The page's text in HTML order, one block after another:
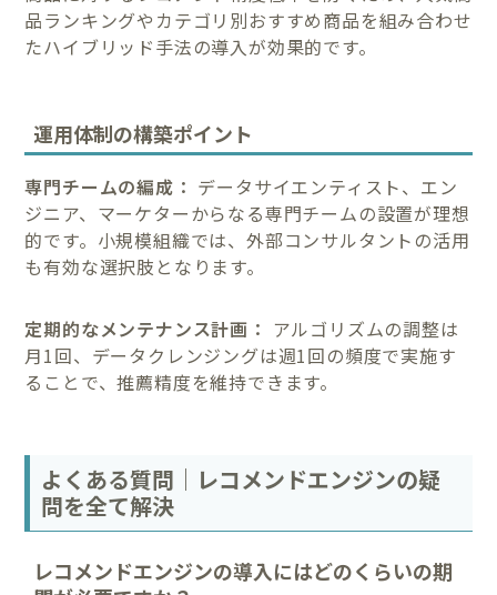
品ランキングやカテゴリ別おすすめ商品を組み合わせ
たハイブリッド手法の導入が効果的です。
運用体制の構築ポイント
専門チームの編成： データサイエンティスト、エン
ジニア、マーケターからなる専門チームの設置が理想
的です。小規模組織では、外部コンサルタントの活用
も有効な選択肢となります。
定期的なメンテナンス計画： アルゴリズムの調整は
月1回、データクレンジングは週1回の頻度で実施す
ることで、推薦精度を維持できます。
よくある質問｜レコメンドエンジンの疑
問を全て解決
レコメンドエンジンの導入にはどのくらいの期